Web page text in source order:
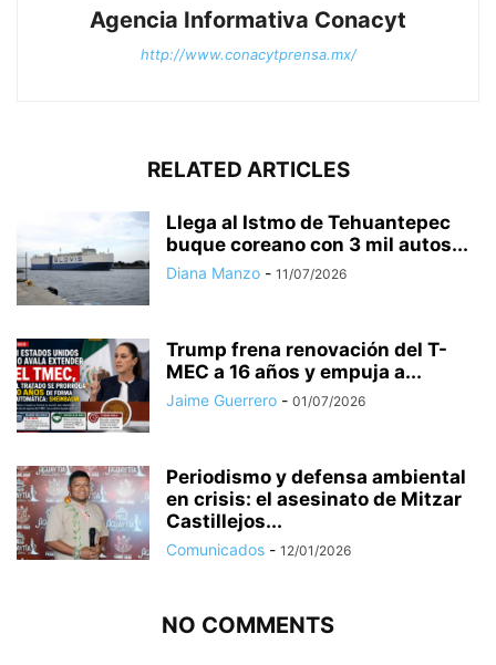
Agencia Informativa Conacyt
http://www.conacytprensa.mx/
RELATED ARTICLES
Llega al Istmo de Tehuantepec
buque coreano con 3 mil autos...
Diana Manzo - 11/07/2026
Trump frena renovación del T-
MEC a 16 años y empuja a...
Jaime Guerrero - 01/07/2026
Periodismo y defensa ambiental
en crisis: el asesinato de Mitzar
Castillejos...
Comunicados - 12/01/2026
NO COMMENTS